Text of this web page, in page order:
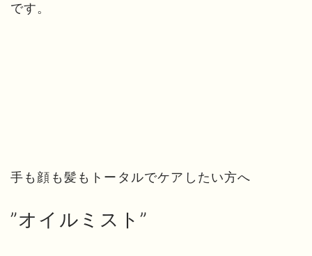
です。
手も顔も髪もトータルでケアしたい方へ
”オイルミスト”